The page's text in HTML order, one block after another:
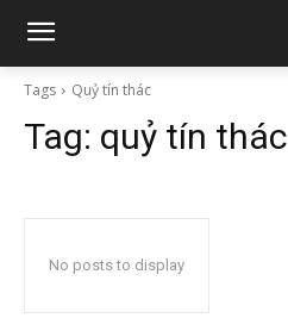
Tags Quỷ tín thác
Tag: quỷ tín thác
No posts to display